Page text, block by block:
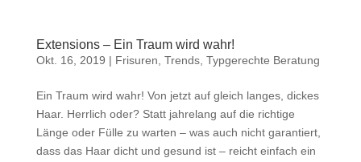
Extensions – Ein Traum wird wahr!
Okt. 16, 2019 | Frisuren Trends, Typgerechte Beratung
Ein Traum wird wahr! Von jetzt auf gleich langes, dickes
Haar. Herrlich oder? Statt jahrelang auf die richtige
Länge oder Fülle zu warten – was auch nicht garantiert,
dass das Haar dicht und gesund ist – reicht einfach ein